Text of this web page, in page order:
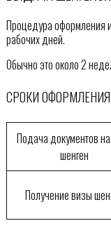
Процедура оформления
рабочих дней.
Обычно это около 2
СРОКИ
Подача документов
шенген
Получение визы